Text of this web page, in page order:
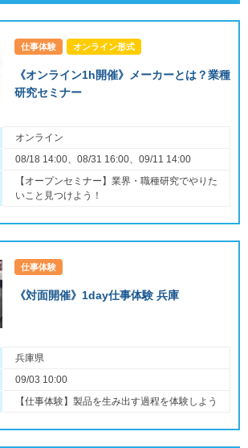
仕事体験 オンライン形式
《オンライン1h開催》メーカーとは？業種
研究セミナー
オンライン
08/18 14:00、08/31 16:00、09/11 14:00
【オープンセミナー】業界・職種研究でやりた
いこと見つけよう！
仕事体験
《対面開催》1day仕事体験 兵庫
兵庫県
09/03 10:00
【仕事体験】製品を生み出す過程を体験しよう